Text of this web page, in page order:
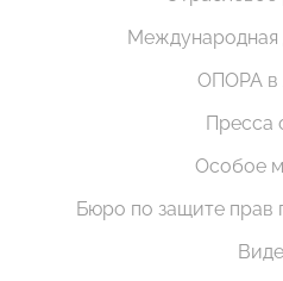
Международная
ОПОРА в
Пресса
Особое
Бюро по защите прав